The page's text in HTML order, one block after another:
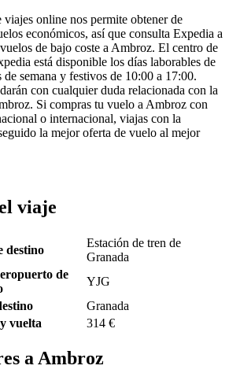
viajes online nos permite obtener de
económicos, así que consulta Expedia a
de bajo coste a Ambroz. El centro de
está disponible los días laborables de
semana y festivos de 10:00 a 17:00.
con cualquier duda relacionada con la
Si compras tu vuelo a Ambroz con
o internacional, viajas con la
la mejor oferta de vuelo al mejor
viaje
destino
Estación de tren de
Granada
de
YJG
Granada
vuelta
314 €
a Ambroz